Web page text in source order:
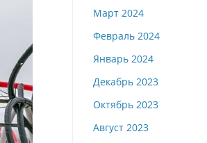
Март 2024
Февраль 2024
Январь 2024
Декабрь 2023
Октябрь 2023
Август 2023